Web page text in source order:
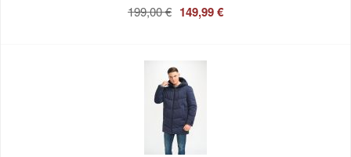
199,00 € 149,99 €